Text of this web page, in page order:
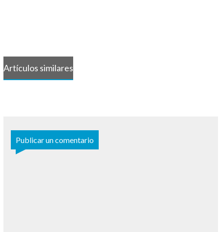
Artículos similares
Publicar un comentario